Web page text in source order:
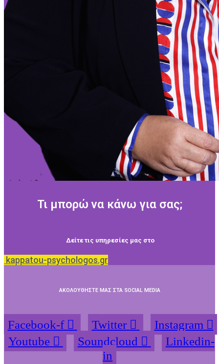
Τι μπορώ να κάνω για σας;
Δείτε τις υπηρεσίες μας στο
kappatou-psychologos.gr
ΑΚΟΛΟΥΘΗΣΤΕ ΜΑΣ ΣΤΑ SOCIAL MEDIA
Facebook-f Twitter
Instagram
Youtube
Soundcloud
Linkedin-
in